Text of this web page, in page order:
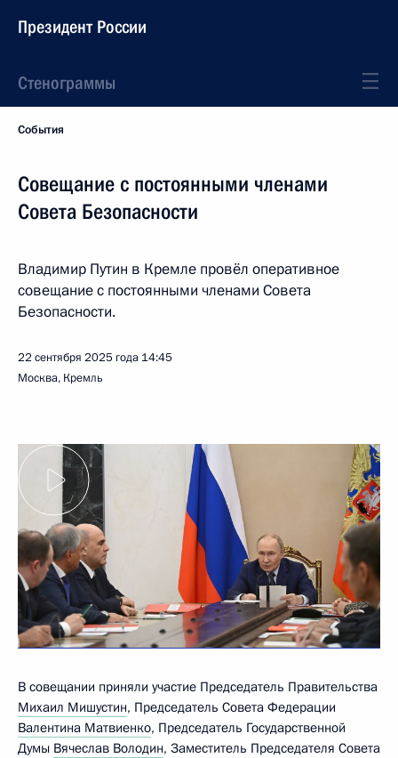
Президент России
Стенограммы
События
Совещание с постоянными членами
Совета Безопасности
Владимир Путин в Кремле провёл оперативное
совещание с постоянными членами Совета
Безопасности.
22 сентября 2025 года 14:45
Москва, Кремль
В совещании приняли участие Председатель Правительства
Михаил Мишустин, Председатель Совета Федерации
Валентина Матвиенко, Председатель Государственной
Думы Вячеслав Володин, Заместитель Председателя Совета